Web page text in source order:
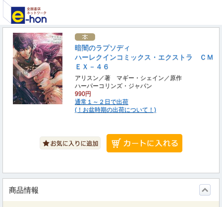
暗闇のラプソディ
ハーレクインコミックス・エクストラ ＣＭ
ＥＸ－４６
アリスン／著 マギー・シェイン／原作
ハーパーコリンズ・ジャパン
990円
通常１～２日で出荷
(！お盆時期の出荷について！)
商品情報